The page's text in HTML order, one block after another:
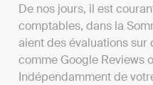
De nos jours, il est
comptables, dans la
aient des évaluations
comme Google Reviews
Indépendamment de